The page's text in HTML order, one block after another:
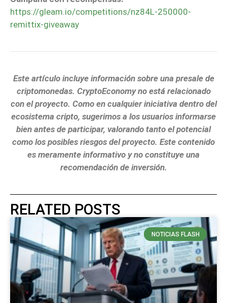
https://gleam.io/competitions/nz84L-250000-
remittix-giveaway
Este artículo incluye información sobre una presale de
criptomonedas. CryptoEconomy no está relacionado
con el proyecto. Como en cualquier iniciativa dentro del
ecosistema cripto, sugerimos a los usuarios informarse
bien antes de participar, valorando tanto el potencial
como los posibles riesgos del proyecto. Este contenido
es meramente informativo y no constituye una
recomendación de inversión.
RELATED POSTS
NOTICIAS FLASH